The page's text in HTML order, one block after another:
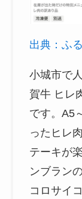
出典：ふ
小城市で
賀牛 ヒレ
です。A5
ったヒレ
テーキが
ンブラン
コロサイ